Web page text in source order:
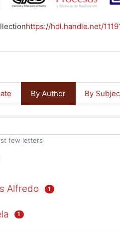
https://hdl.handle.net/
By Author By
few letters
Alfredo 1
1